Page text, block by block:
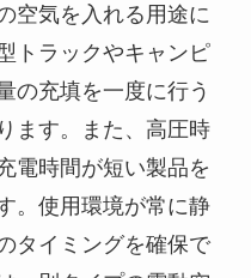
空気を入れる用途に
トラックやキャンピ
の充填を一度に行う
ます。また、高圧時
電時間が短い製品を
。使用環境が常に静
タイミングを確保で